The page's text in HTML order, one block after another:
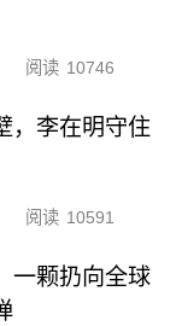
阅读 10746
，李在明守住
阅读 10591
一颗扔向全球